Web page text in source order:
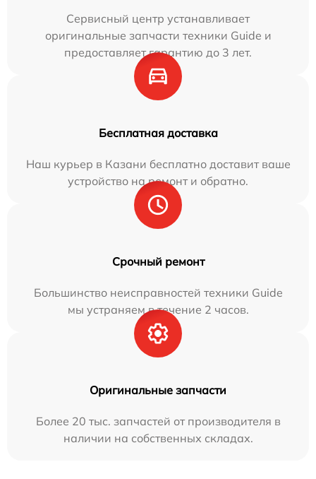
Сервисный центр устанавливает
оригинальные запчасти техники Guide и
предоставляет гарантию до 3 лет.
Бесплатная доставка
Наш курьер в Казани бесплатно доставит ваше
устройство на ремонт и обратно.
Срочный ремонт
Большинство неисправностей техники Guide
мы устраняем в течение 2 часов.
Оригинальные запчасти
Более 20 тыс. запчастей от производителя в
наличии на собственных складах.